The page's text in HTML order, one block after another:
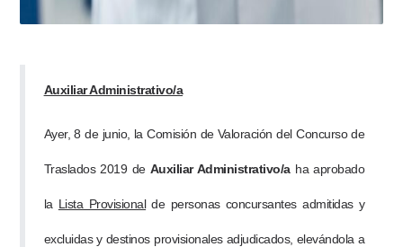
Auxiliar Administrativo/a
Ayer, 8 de junio, la Comisión de Valoración del Concurso de
Traslados 2019 de Auxiliar Administrativo/aha aprobado
la Lista Provisionalde personas concursantes admitidas y
excluidas y destinos provisionales adjudicados, elevándola a